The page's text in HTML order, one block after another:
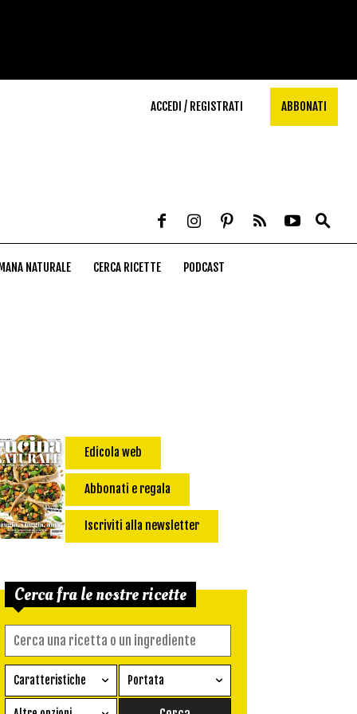
ACCEDI / REGISTRATI ABBONATI
NATURALE CERCA RICETTE PODCAST
Edicola web
Abbonati e regala
Iscriviti alla newsletter
Cerca fra le nostre ricette
Caratteristiche
Ricetta vegetariana
Portata
Antipasto